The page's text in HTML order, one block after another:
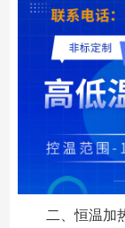
二、恒温加